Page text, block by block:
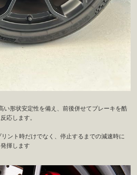
い形状安定性を備え、前後併せてブレーキを酷
応します。
ント時だけでなく、停止するまでの減速時に
揮します